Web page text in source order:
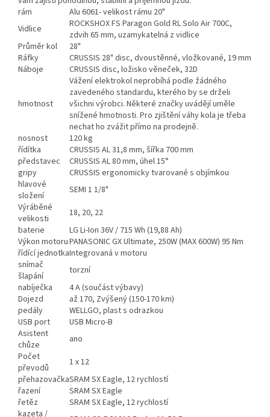
rám
Alu 6061- velikost rámu 20"
Vidlice
ROCKSHOX FS Paragon Gold RL Solo Air 700C,
zdvih 65 mm, uzamykatelná z vidlice
Průměr kol
28"
Ráfky
CRUSSIS 28" disc, dvoustěnné, vložkované, 19 mm
Náboje
CRUSSIS disc, ložisko věneček, 32D
hmotnost
Vážení elektrokol neprobíhá podle žádného
zavedeného standardu, kterého by se drželi
všichni výrobci. Některé značky uvádějí uměle
snížené hmotnosti. Pro zjištění váhy kola je třeba
nechat ho zvážit přímo na prodejně.
nosnost
120 kg
řídítka
CRUSSIS AL 31,8 mm, šířka 700 mm
představec
CRUSSIS AL 80 mm, úhel 15°
gripy
CRUSSIS ergonomicky tvarované s objímkou
hlavové
složení
SEMI 1 1/8"
Výráběné
velikosti
18, 20, 22
baterie
LG Li-Ion 36V / 715 Wh (19,88 Ah)
Výkon motoruPANASONIC GX Ultimate, 250W (MAX 600W) 95 Nm
řídící jednotkaIntegrovaná v motoru
snímač
šlapání
torzní
nabíječka
4 A (součást výbavy)
Dojezd
až 170, Zvýšený (150-170 km)
pedály
WELLGO, plast s odrazkou
USB port
USB Micro-B
Asistent
chůze
ano
Počet
převodů
1 x 12
přehazovačkaSRAM SX Eagle, 12 rychlostí
řazení
SRAM SX Eagle
řetěz
SRAM SX Eagle, 12 rychlostí
kazeta /